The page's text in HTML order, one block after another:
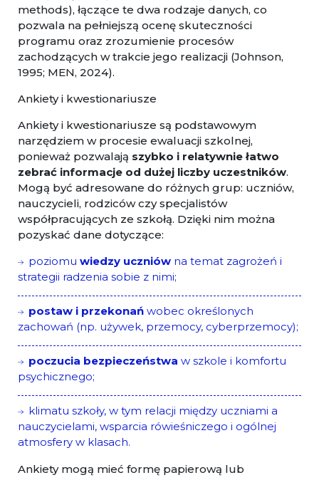
methods), łączące te dwa rodzaje danych, co
pozwala na pełniejszą ocenę skuteczności
programu oraz zrozumienie procesów
zachodzących w trakcie jego realizacji (Johnson,
1995; MEN, 2024).
Ankiety i kwestionariusze
Ankiety i kwestionariusze są podstawowym
narzędziem w procesie ewaluacji szkolnej,
ponieważ pozwalają szybko i relatywnie łatwo
zebrać informacje od dużej liczby uczestników.
Mogą być adresowane do różnych grup: uczniów,
nauczycieli, rodziców czy specjalistów
współpracujących ze szkołą. Dzięki nim można
pozyskać dane dotyczące:
poziomu wiedzy uczniówna temat zagrożeń i
strategii radzenia sobie z nimi;
postaw i przekonańwobec określonych
zachowań (np. używek, przemocy, cyberprzemocy);
poczucia bezpieczeństwa w szkole i komfortu
psychicznego;
klimatu szkoły, w tym relacji między uczniami a
nauczycielami, wsparcia rówieśniczego i ogólnej
atmosfery w klasach.
Ankiety mogą mieć formę papierową lub